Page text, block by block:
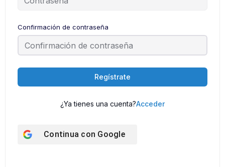
Confirmación de contraseña
Regístrate
¿Ya tienes una cuenta?Acceder
Continua con Google